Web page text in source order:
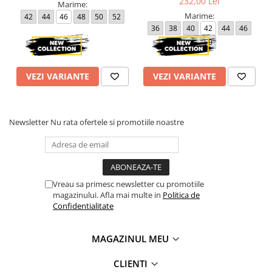
50 - 118 cm
Lungime produsului variaza intre 105 cm (la 36) si 114 cm (la 50).
Atentie! Nuanta produsului poate diferi usor, in functie de
dispozitivul de pe care este vizualizat.
Marime:
42 44 46 48 50 52
VEZI VARIANTE
Marime:
36 38 40 42 44
46
48
50
VEZI VARIANTE
Newsletter Nu rata ofertele si promotiile noastre
Vreau sa primesc newsletter cu promotiile
magazinului. Afla mai multe in Politica de
Confidentialitate
MAGAZINUL MEU
CLIENTI